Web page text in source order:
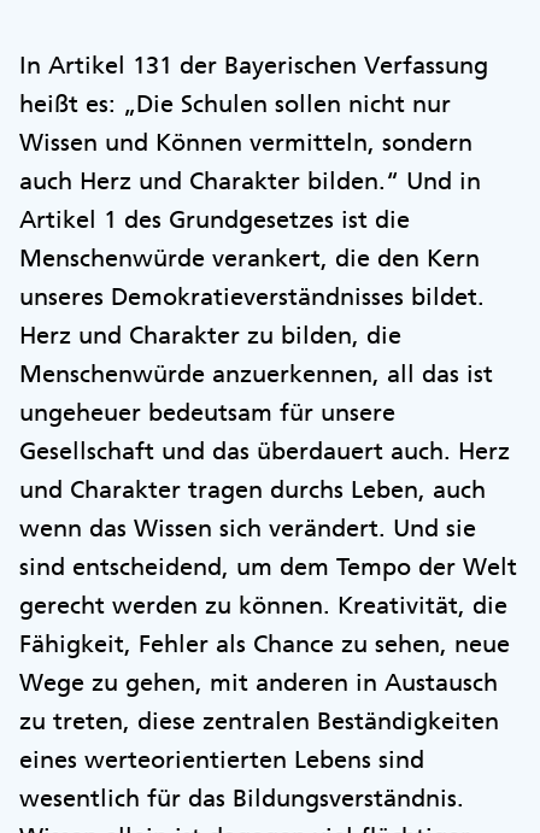
In Artikel 131 der Bayerischen Verfassung
heißt es: „Die Schulen sollen nicht nur
Wissen und Können vermitteln, sondern
auch Herz und Charakter bilden.“ Und in
Artikel 1 des Grundgesetzes ist die
Menschenwürde verankert, die den Kern
unseres Demokratieverständnisses bildet.
Herz und Charakter zu bilden, die
Menschenwürde anzuerkennen, all das ist
ungeheuer bedeutsam für unsere
Gesellschaft und das überdauert auch. Herz
und Charakter tragen durchs Leben, auch
wenn das Wissen sich verändert. Und sie
sind entscheidend, um dem Tempo der Welt
gerecht werden zu können. Kreativität, die
Fähigkeit, Fehler als Chance zu sehen, neue
Wege zu gehen, mit anderen in Austausch
zu treten, diese zentralen Beständigkeiten
eines werteorientierten Lebens sind
wesentlich für das Bildungsverständnis.